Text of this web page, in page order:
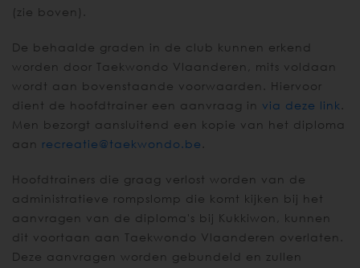
(zie boven).
De behaalde graden in de club kunnen erkend
worden door Taekwondo Vlaanderen, mits voldaan
wordt aan bovenstaande voorwaarden. Hiervoor
dient de hoofdtrainer een aanvraag in via deze link
Men bezorgt aansluitend een kopie van het diploma
aan recreatie@taekwondo.be
Hoofdtrainers die graag verlost worden van de
administratieve rompslomp die komt kijken bij het
aanvragen van de diploma's bij Kukkiwon, kunnen
dit voortaan aan Taekwondo Vlaanderen overlaten.
Deze aanvragen worden gebundeld en zullen